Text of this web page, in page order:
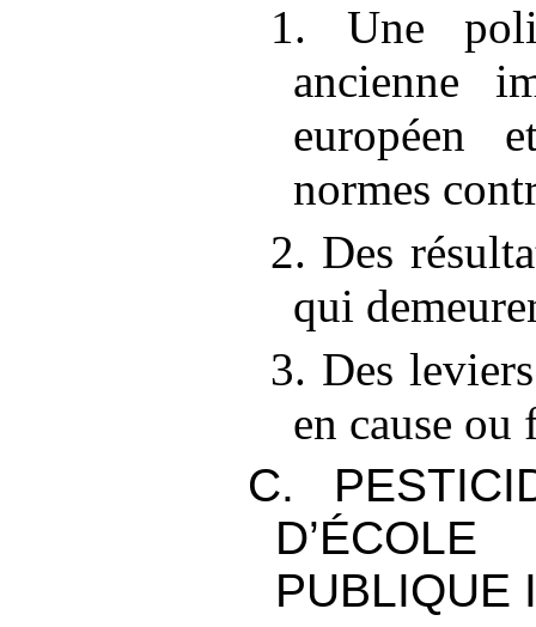
1. Une
ancienne
européen
normes
2. Des
qui
3. Des
en cause ou
C.
PUBLIQUE